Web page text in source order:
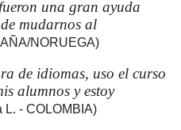
una gran ayuda
mudarnos al
NORUEGA)
de idiomas, uso el curso
alumnos y estoy
L. - COLOMBIA)